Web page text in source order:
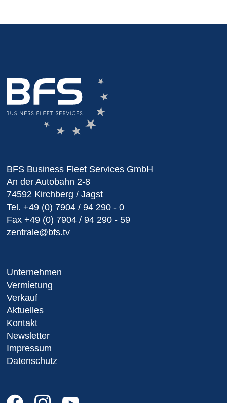
BFS Business Fleet Services GmbH
An der Autobahn 2-8
74592 Kirchberg / Jagst
Tel. +49 (0) 7904 / 94 290 - 0
Fax +49 (0) 7904 / 94 290 - 59
zentrale@bfs.tv
Unternehmen
Vermietung
Verkauf
Aktuelles
Kontakt
Newsletter
Impressum
Datenschutz